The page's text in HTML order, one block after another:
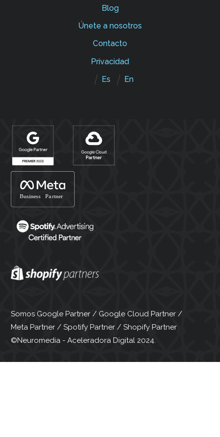
Blog
Únete a nosotros
Contacto
Privacidad
Es
En
Somos Google Partner / Google Cloud Partner /
Meta Partner / Spotify Partner / Shopify Partner
©Neuromedia - Aceleradora Digital 2024.